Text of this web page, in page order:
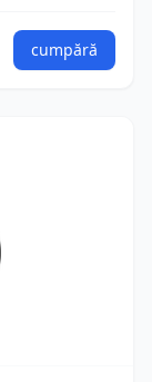
cumpără